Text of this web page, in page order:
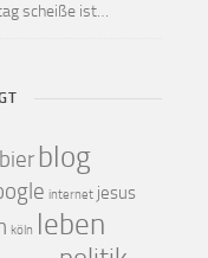
scheiße ist…
bier blog
internet jesus
köln leben